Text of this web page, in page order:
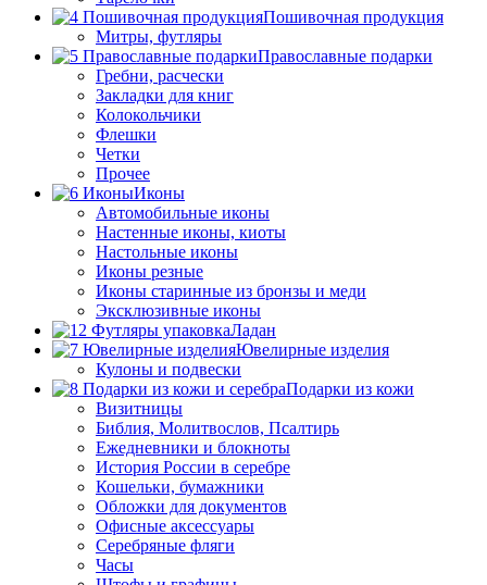
Пошивочная продукция
Митры, футляры
Православные подарки
Гребни, расчески
Закладки для книг
Колокольчики
Флешки
Четки
Прочее
Иконы
Автомобильные иконы
Настенные иконы, киоты
Настольные иконы
Иконы резные
Иконы старинные из бронзы и меди
Эксклюзивные иконы
Ладан
Ювелирные изделия
Кулоны и подвески
Подарки из кожи
Визитницы
Библия, Молитвослов, Псалтирь
Ежедневники и блокноты
История России в серебре
Кошельки, бумажники
Обложки для документов
Офисные аксессуары
Серебряные фляги
Часы